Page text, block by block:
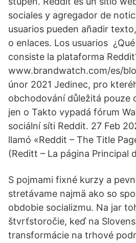
sociales y agregador de
usuarios pueden añadir
o enlaces. Los usuarios
consiste la plataforma
www.brandwatch.com/es/
únor 2021 Jedinec, pro
obchodování důležitá pouze
jen o Takto vypadá fórum
sociální síti Reddit. 27 Feb
llamó «Reddit – The Title
(Reditt – La página Principal
S pojmami fixné kurzy a
stretávame najmä ako so
obdobie socializmu. Na jar
štvrťstoročie, keď na
transformácie na trhové